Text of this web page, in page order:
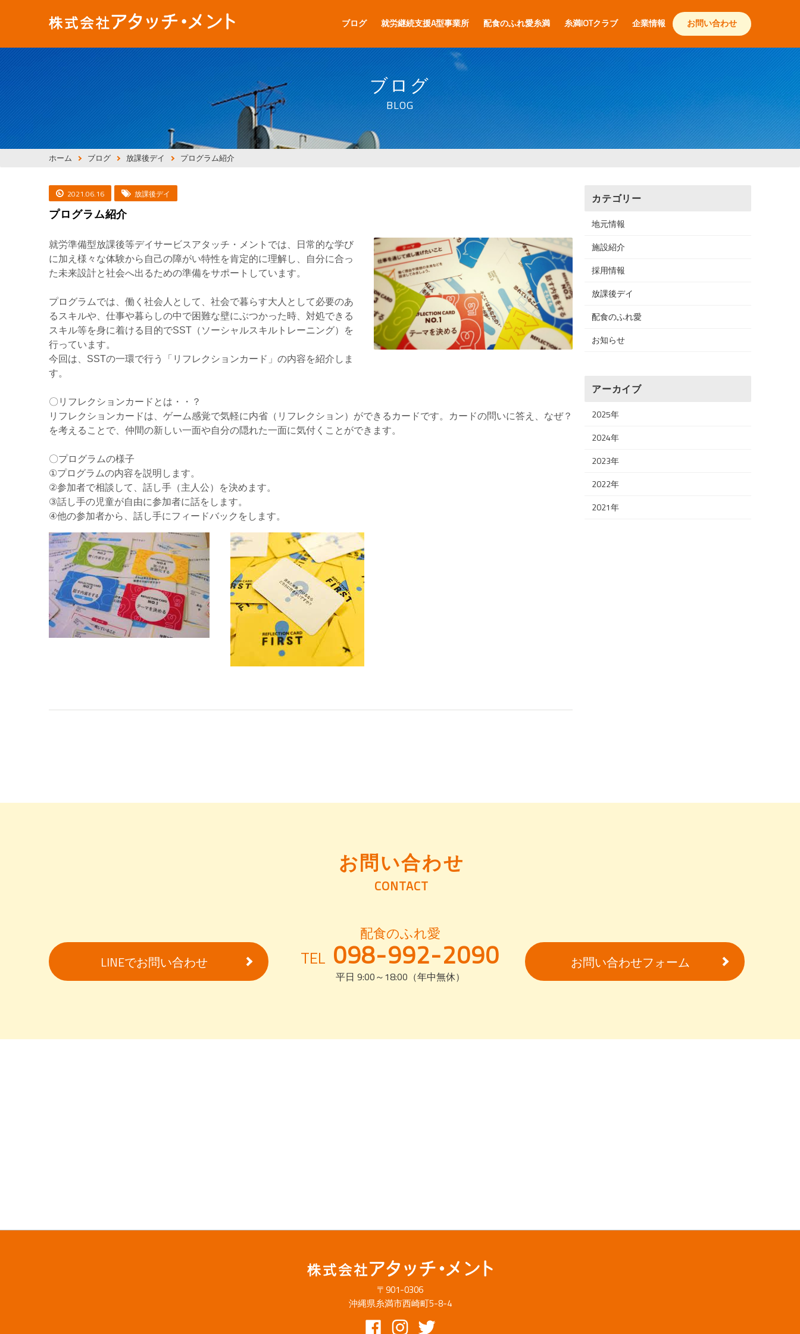
ブログ 就労継続支援A型事業所 配食のふれ愛糸満 糸満IOTクラブ 企業情報 お問い合わせ
ブログ
BLOG
ホーム ブログ 放課後デイ プログラム紹介
2021.06.16 放課後デイ
プログラム紹介
就労準備型放課後等デイサービスアタッチ・メントでは、日常的な学び
に加え様々な体験から自己の障がい特性を肯定的に理解し、自分に合っ
た未来設計と社会へ出るための準備をサポートしています。
プログラムでは、働く社会人として、社会で暮らす大人として必要のあ
るスキルや、仕事や暮らしの中で困難な壁にぶつかった時、対処できる
スキル等を身に着ける目的でSST（ソーシャルスキルトレーニング）を
行っています。
今回は、SSTの一環で行う「リフレクションカード」の内容を紹介しま
す。
〇リフレクションカードとは・・？
リフレクションカードは、ゲーム感覚で気軽に内省（リフレクション）ができるカードです。カードの問いに答え、なぜ？
を考えることで、仲間の新しい一面や自分の隠れた一面に気付くことができます。
〇プログラムの様子
①プログラムの内容を説明します。
②参加者で相談して、話し手（主人公）を決めます。
③話し手の児童が自由に参加者に話をします。
④他の参加者から、話し手にフィードバックをします。
カテゴリー
地元情報
施設紹介
採用情報
放課後デイ
配食のふれ愛
お知らせ
アーカイブ
2025年
2024年
2023年
2022年
2021年
お問い合わせ
CONTACT
LINEでお問い合わせ
配食のふれ愛
TEL 098-992-2090
平日 9:00～18:00（年中無休）
お問い合わせフォーム
〒901-0306
沖縄県糸満市西崎町5-8-4